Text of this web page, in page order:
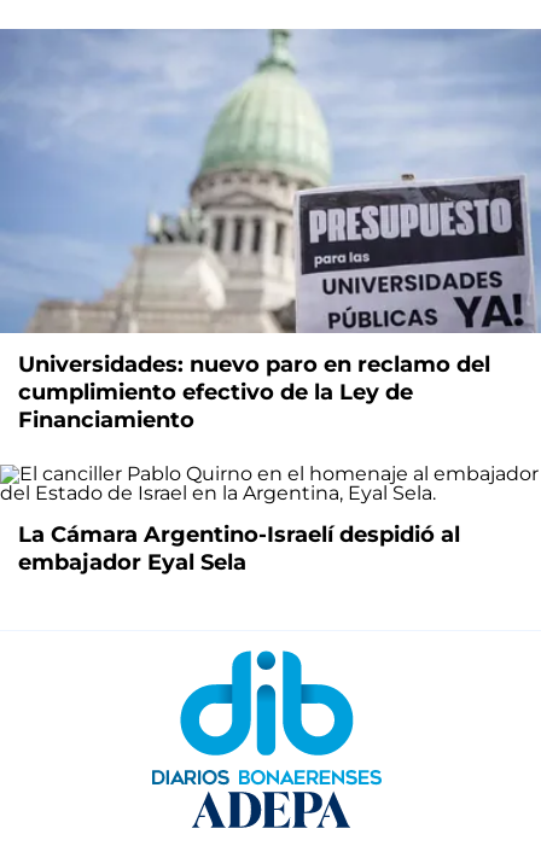
Universidades: nuevo paro en reclamo del
cumplimiento efectivo de la Ley de
Financiamiento
La Cámara Argentino-Israelí despidió al
embajador Eyal Sela